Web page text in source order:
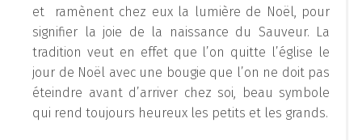
et ramènent chez eux la lumière de Noël, pour
signifier la joie de la naissance du Sauveur. La
tradition veut en effet que l’on quitte l’église le
jour de Noël avec une bougie que l’on ne doit pas
éteindre avant d’arriver chez soi, beau symbole
qui rend toujours heureux les petits et les grands.